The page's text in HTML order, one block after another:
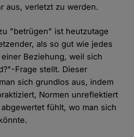
aus, verletzt zu werden.
"betrügen" ist heutzutage
als so gut wie jedes
Beziehung, weil sich
Frage stellt. Dieser
sich grundlos aus, indem
Normen unreflektiert
fühlt, wo man sich